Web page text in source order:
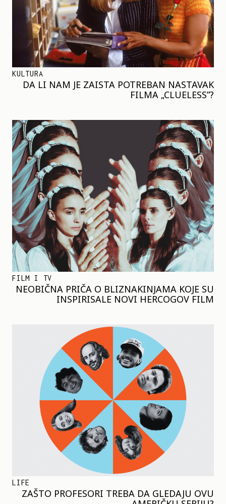
KULTURA
DA LI NAM JE ZAISTA POTREBAN NASTAVAK
FILMA „CLUELESS”?
FILM I TV
NEOBIČNA PRIČA O BLIZNAKINJAMA KOJE SU
INSPIRISALE NOVI HERCOGOV FILM
LIFE
ZAŠTO PROFESORI TREBA DA GLEDAJU OVU